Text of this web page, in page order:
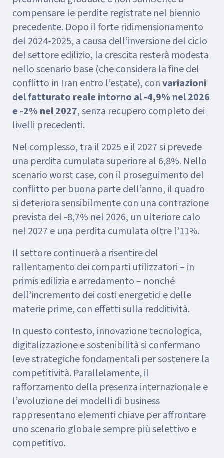
compensare le perdite registrate nel biennio
precedente. Dopo il forte ridimensionamento
del 2024-2025, a causa dell’inversione del ciclo
del settore edilizio, la crescita resterà modesta
nello scenario base (che considera la fine del
conflitto in Iran entro l’estate), convariazioni
del fatturato reale intorno al -4,9% nel 2026
e -2% nel 2027, senza recupero completo dei
livelli precedenti.
Nel complesso, tra il 2025 e il 2027 si prevede
una perdita cumulata superiore al 6,8%. Nello
scenario worst case, con il proseguimento del
conflitto per buona parte dell’anno, il quadro
si deteriora sensibilmente con una contrazione
prevista del -8,7% nel 2026, un ulteriore calo
nel 2027 e una perdita cumulata oltre l’11%.
Il settore continuerà a risentire del
rallentamento dei comparti utilizzatori – in
primis edilizia e arredamento – nonché
dell’incremento dei costi energetici e delle
materie prime, con effetti sulla redditività.
In questo contesto, innovazione tecnologica,
digitalizzazione e sostenibilità si confermano
leve strategiche fondamentali per sostenere la
competitività. Parallelamente, il
rafforzamento della presenza internazionale e
l’evoluzione dei modelli di business
rappresentano elementi chiave per affrontare
uno scenario globale sempre più selettivo e
competitivo.